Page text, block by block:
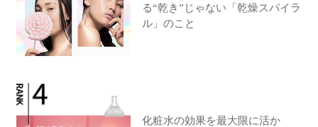
る“乾き”じゃない「乾燥スパイラ
ル」のこと
1048
化粧水の効果を最大限に活か